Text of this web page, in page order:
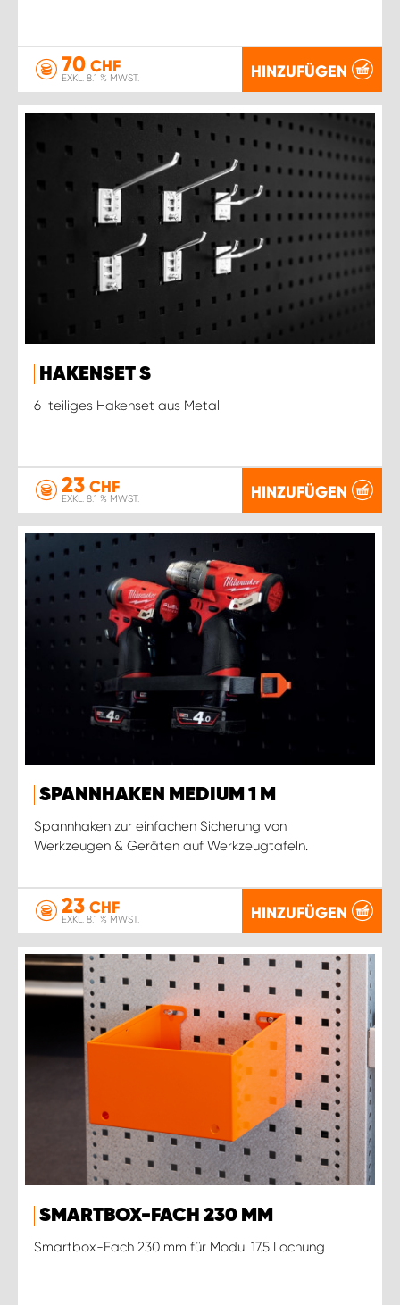
70 CHF
EXKL. 8.1 % MWST. HINZUFÜGEN
HAKENSET S
6-teiliges Hakenset aus Metall
23 CHF
EXKL. 8.1 % MWST. HINZUFÜGEN
SPANNHAKEN MEDIUM 1 M
Spannhaken zur einfachen Sicherung von
Werkzeugen & Geräten auf Werkzeugtafeln.
23 CHF
EXKL. 8.1 % MWST. HINZUFÜGEN
SMARTBOX-FACH 230 MM
Smartbox-Fach 230 mm für Modul 17.5 Lochung